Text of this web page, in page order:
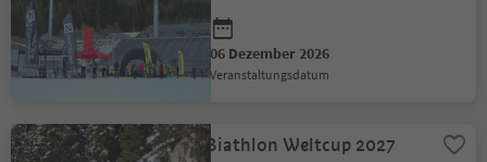
06 Dezember 2026
Veranstaltungsdatum
Biathlon Weltcup 2027